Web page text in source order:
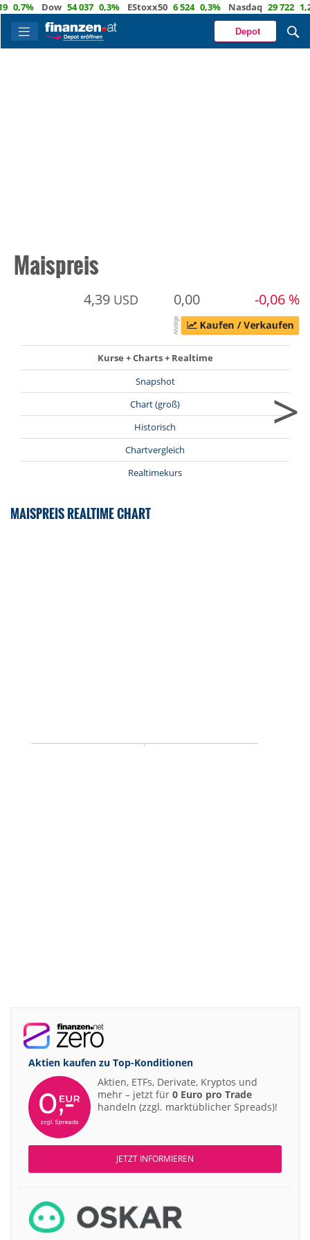
0,7% Dow 54 037 0,3% EStoxx50 6 524 0,3% Nasdaq 29 722
Depot
Maispreis
4,39 USD 0,00 -0,06 %
Kurse + Charts + Realtime
Snapshot
Chart (groß)
Historisch
Chartvergleich
Realtimekurs
>
MAISPREIS REALTIME CHART
Aktien kaufen zu Top-Konditionen
Aktien, ETFs, Derivate, Kryptos und
mehr – jetzt für 0 Euro pro Trade
handeln (zzgl. marktüblicher Spreads)!
JETZT INFORMIEREN